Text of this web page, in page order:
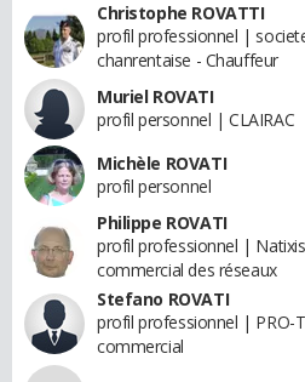
Christophe ROVATTI
profil professionnel |
chanrentaise - Chauffeur
Muriel ROVATI
profil personnel | CLAIRAC
Michèle ROVATI
profil personnel
Philippe ROVATI
profil professionnel |
commercial des réseaux
Stefano ROVATI
profil professionnel | PRO-
commercial